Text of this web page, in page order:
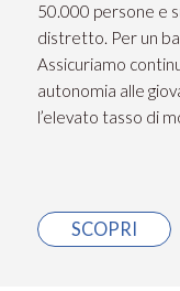
50.000 persone e
distretto. Per un
Assicuriamo
autonomia alle
l’elevato tasso di
SCOPRI